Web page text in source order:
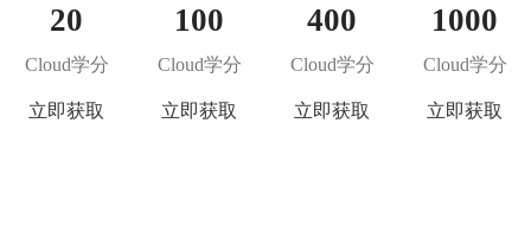
20
Cloud学分
立即获取
100
Cloud学分
立即获取
400
Cloud学分
立即获取
1000
Cloud学分
立即获取